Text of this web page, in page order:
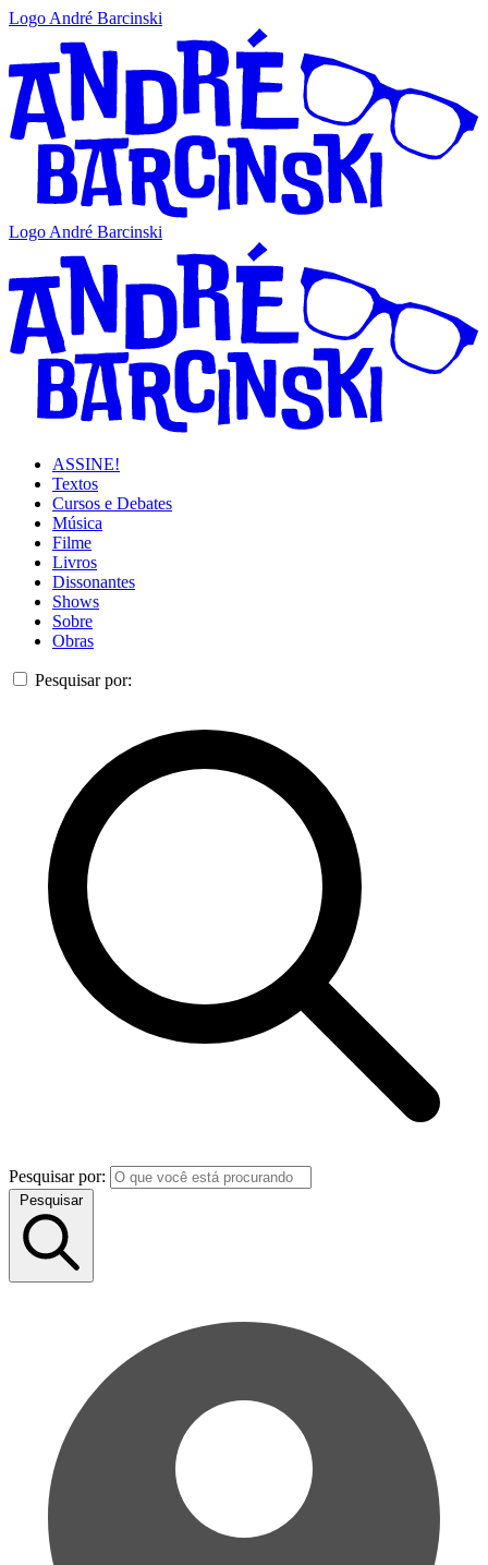
Logo André Barcinski
Logo André Barcinski
ASSINE!
Textos
Cursos e Debates
Música
Filme
Livros
Dissonantes
Shows
Sobre
Obras
Pesquisar por:
Pesquisar por:
Pesquisar